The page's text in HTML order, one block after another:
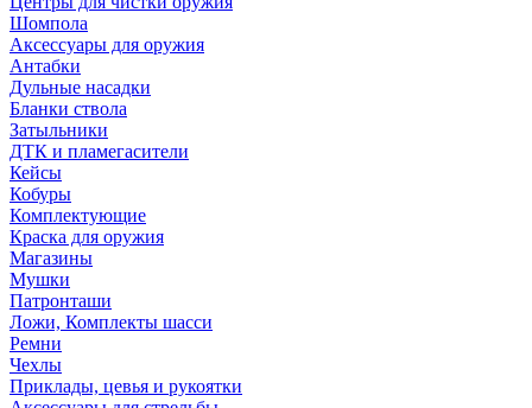
Шомпола
Аксессуары для оружия
Антабки
Дульные насадки
Бланки ствола
Затыльники
ДТК и пламегасители
Кейсы
Кобуры
Комплектующие
Краска для оружия
Магазины
Мушки
Патронташи
Ложи, Комплекты шасси
Ремни
Чехлы
Приклады, цевья и рукоятки